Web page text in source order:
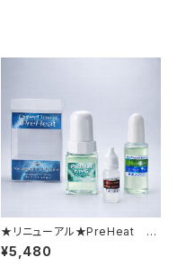
★リニューアル★PreHeat ty
peG （高速仕様）【液体化ホッ
ト＋加速パウダー】
¥5,480